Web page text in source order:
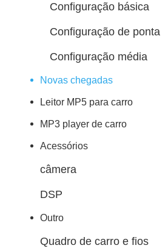
Configuração básica
Configuração de ponta
Configuração média
Novas chegadas
Leitor MP5 para carro
MP3 player de carro
Acessórios
câmera
DSP
Outro
Quadro de carro e fios